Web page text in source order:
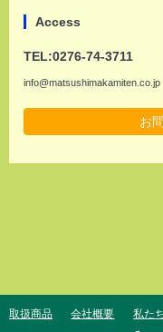
Access
TEL:0276-74-3711
info@matsushimakamiten.co.jp
お
取扱商品 会社概要
私た